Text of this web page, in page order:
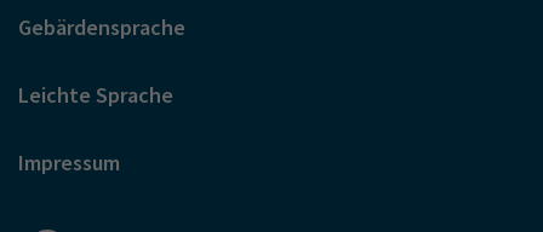
Gebärdensprache
Leichte Sprache
Impressum